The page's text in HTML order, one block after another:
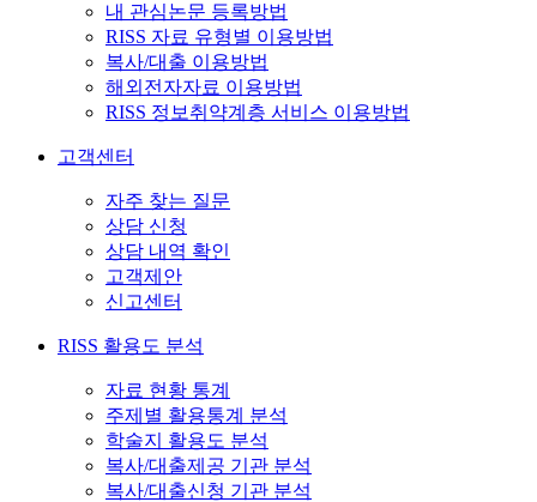
내 관심논문 등록방법
RISS 자료 유형별 이용방법
복사/대출 이용방법
해외전자자료 이용방법
RISS 정보취약계층 서비스 이용방법
고객센터
자주 찾는 질문
상담 신청
상담 내역 확인
고객제안
신고센터
RISS 활용도 분석
자료 현황 통계
주제별 활용통계 분석
학술지 활용도 분석
복사/대출제공 기관 분석
복사/대출신청 기관 분석